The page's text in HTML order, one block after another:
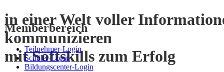
in einer Welt voller
kommunizieren
mitSoftskillszum Erfolg
Memberbereich
Teilnehmer-Login
Schüler-Login
Bildungscenter-Login